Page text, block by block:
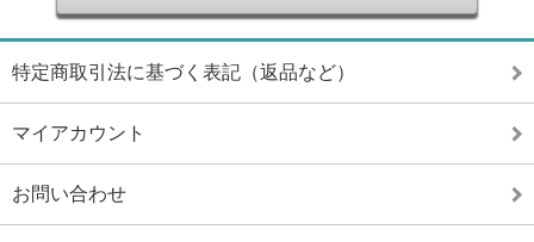
特定商取引法に基づく表記（返品など）
マイアカウント
お問い合わせ